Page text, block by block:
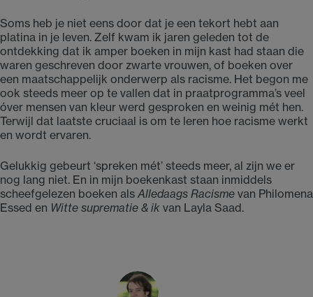
Soms heb je niet eens door dat je een tekort hebt aan
platina in je leven. Zelf kwam ik jaren geleden tot de
ontdekking dat ik amper boeken in mijn kast had staan die
waren geschreven door zwarte vrouwen, of boeken over
een maatschappelijk onderwerp als racisme. Het begon me
ook steeds meer op te vallen dat in praatprogramma’s veel
óver mensen van kleur werd gesproken en weinig mét hen.
Terwijl dat laatste cruciaal is om te leren hoe racisme werkt
en wordt ervaren.
Gelukkig gebeurt ‘spreken mét’ steeds meer, al zijn we er
nog lang niet. En in mijn boekenkast staan inmiddels
scheefgelezen boeken als Alledaags Racisme van Philomena
Essed en Witte suprematie & ik van Layla Saad.